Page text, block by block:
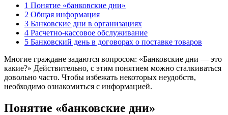
1 Понятие «банковские дни»
2 Общая информация
3 Банковские дни в организациях
4 Расчетно-кассовое обслуживание
5 Банковский день в договорах о поставке товаров
Многие граждане задаются вопросом: «Банковские дни — это
какие?» Действительно, с этим понятием можно сталкиваться
довольно часто. Чтобы избежать некоторых неудобств,
необходимо ознакомиться с информацией.
Понятие «банковские дни»